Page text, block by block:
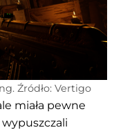
Źródło: Vertigo
miała pewne